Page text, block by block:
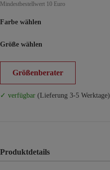
Mindestbestellwert 10 Euro
Farbe wählen
Größe wählen
Größenberater
✓ verfügbar (Lieferung 3-5 Werktage)
Produktdetails